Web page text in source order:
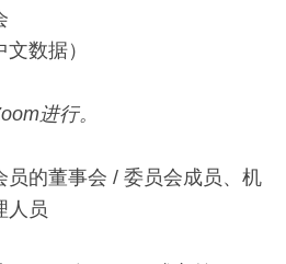
数据）
进行。
员的董事会 / 委员会成员、机
人员